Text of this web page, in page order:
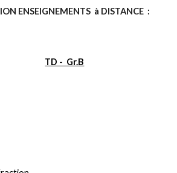
ENSEIGNEMENTS à DISTANCE :
TD - Gr.B